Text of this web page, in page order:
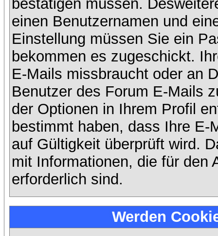
bestätigen müssen.
einen Benutzernamen und
Einstellung müssen Sie ein
bekommen es zugeschickt.
E-Mails missbraucht oder an
Benutzer des Forum E-Mails
der Optionen in Ihrem Profil
bestimmt haben, dass Ihre E-
auf Gültigkeit überprüft wird.
mit Informationen, die für den
erforderlich sind.
Werden